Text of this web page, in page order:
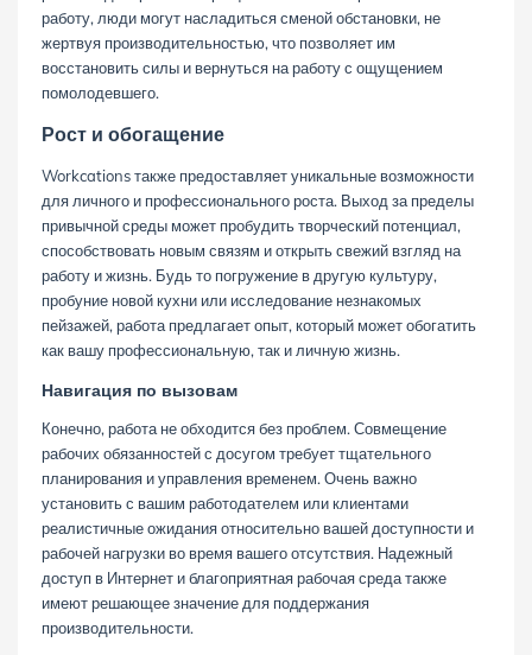
работу, люди могут насладиться сменой обстановки, не
жертвуя производительностью, что позволяет им
восстановить силы и вернуться на работу с ощущением
помолодевшего.
Рост и обогащение
Workcations также предоставляет уникальные возможности
для личного и профессионального роста. Выход за пределы
привычной среды может пробудить творческий потенциал,
способствовать новым связям и открыть свежий взгляд на
работу и жизнь. Будь то погружение в другую культуру,
пробуние новой кухни или исследование незнакомых
пейзажей, работа предлагает опыт, который может обогатить
как вашу профессиональную, так и личную жизнь.
Навигация по вызовам
Конечно, работа не обходится без проблем. Совмещение
рабочих обязанностей с досугом требует тщательного
планирования и управления временем. Очень важно
установить с вашим работодателем или клиентами
реалистичные ожидания относительно вашей доступности и
рабочей нагрузки во время вашего отсутствия. Надежный
доступ в Интернет и благоприятная рабочая среда также
имеют решающее значение для поддержания
производительности.